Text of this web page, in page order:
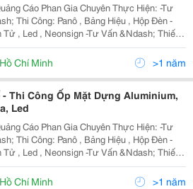
Cáo Phan Gia Chuyên Thực Hiện: -Tư
Thi Công: Panô , Bảng Hiệu , Hộp Đèn -
, Neonsign -Tư Vấn &Ndash; Thiết
Thi Công Gian Hàng Hội Chợ , Triển Lãm -
Thiết Kế &Ndash; Thi
Hồ Chí Minh >1 năm
Thi Công Ốp Mặt Dựng Aluminium,
Led
Cáo Phan Gia Chuyên Thực Hiện: -Tư
Thi Công: Panô , Bảng Hiệu , Hộp Đèn -
, Neonsign -Tư Vấn &Ndash; Thiết
Thi Công Gian Hàng Hội Chợ , Triển Lãm -
Thiết Kế &Ndash; Thi
Hồ Chí Minh >1 năm